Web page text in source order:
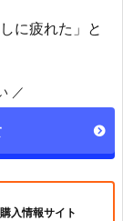
に疲れた」と
／
入情報サイト